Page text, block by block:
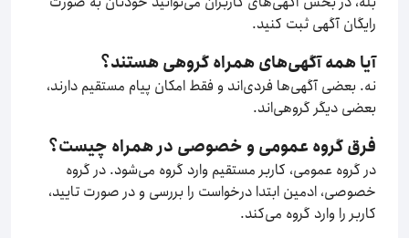
رایگان آگهی ثبت کنید.
آیا همه آگهی‌های همراه گروهی هستند؟
نه. بعضی آگهی‌ها فردی‌اند و فقط امکان پیام مستقیم دارند،
بعضی دیگر گروهی‌اند.
فرق گروه عمومی و خصوصی در همراه چیست؟
در گروه عمومی، کاربر مستقیم وارد گروه می‌شود. در گروه
خصوصی، ادمین ابتدا درخواست را بررسی و در صورت تایید،
کاربر را وارد گروه می‌کند.